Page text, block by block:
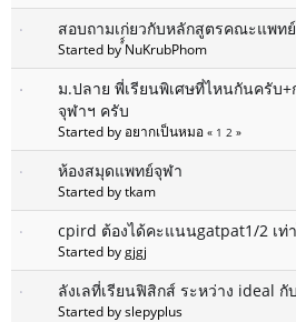
สอบถามเก่ยวกับหลักสูตรคณะแพท
Started by ์์NuKrubPhom
ม.ปลาย พี่เรียนพิเศษที่ไหนกันครับ
จุฬาฯ ครับ
Started by อยากเป็นหมอ « 1 2 »
ห้องสมุดแพทย์จุฬา
Started by tkam
cpird ต้องได้คะแนนgatpat1/2 เท่
Started by gjgj
ลังเลที่เรียนฟิสิกส์ ระหว่าง ideal กั
Started by slepyplus